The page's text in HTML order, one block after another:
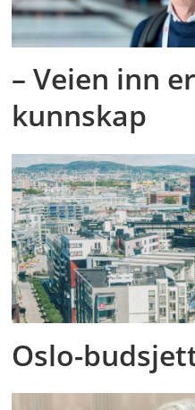
– Veien inn
kunnskap
Oslo-